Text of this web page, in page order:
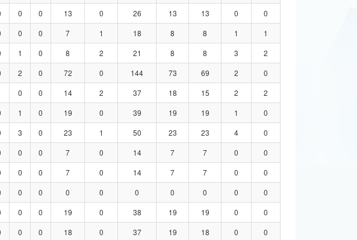
0 0 13 0 26 13 13 0
0
0 0 7 1 18 8 8 1
1
1 0 8 2 21 8 8 3
2
2 0 72 0 144 73 69 2
0
0 0 14 2 37 18 15 2
2
1 0 19 0 39 19 19 1
0
3 0 23 1 50 23 23 4
0
0 0 7 0 14 7 7 0
0
0 0 7 0 14 7 7 0
0
0 0 0 0 0 0 0 0
0
0 0 19 0 38 19 19 0
0
0 0 18 0 37 19 18 0
0